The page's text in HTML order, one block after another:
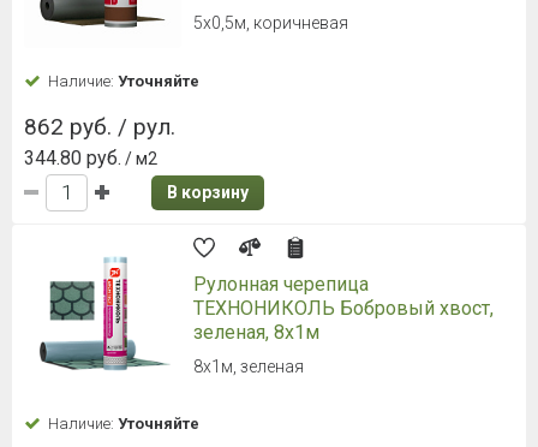
5х0,5м, коричневая
Наличие: Уточняйте
862 руб. / рул.
344.80 руб. / м2
В корзину
Рулонная черепица
ТЕХНОНИКОЛЬ Бобровый хвост,
зеленая, 8х1м
8х1м, зеленая
Наличие: Уточняйте